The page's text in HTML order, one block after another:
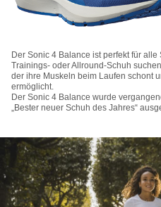
Der Sonic 4 Balance ist perfekt für
Trainings- oder Allround-Schuh
der ihre Muskeln beim Laufen schont
ermöglicht.
Der Sonic 4 Balance wurde
„Bester neuer Schuh des Jahres“